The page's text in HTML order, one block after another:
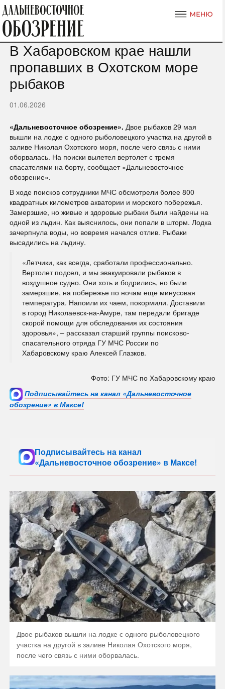
В Хабаровском крае нашли
пропавших в Охотском море
рыбаков
01.06.2026
«Дальневосточное обозрение». Двое рыбаков 29 мая
вышли на лодке с одного рыболовецкого участка на другой в
заливе Николая Охотского моря, после чего связь с ними
оборвалась. На поиски вылетел вертолет с тремя
спасателями на борту, сообщает «Дальневосточное
обозрение».
В ходе поисков сотрудники МЧС обсмотрели более 800
квадратных километров акватории и морского побережья.
Замерзшие, но живые и здоровые рыбаки были найдены на
одной из льдин. Как выяснилось, они попали в шторм. Лодка
зачерпнула воды, но вовремя начался отлив. Рыбаки
высадились на льдину.
«Летчики, как всегда, сработали профессионально.
Вертолет подсел, и мы эвакуировали рыбаков в
воздушное судно. Они хоть и бодрились, но были
замерзшие, на побережье по ночам еще минусовая
температура. Напоили их чаем, покормили. Доставили
в город Николаевск-на-Амуре, там передали бригаде
скорой помощи для обследования их состояния
здоровья», – рассказал старший группы поисково-
спасательного отряда ГУ МЧС России по
Хабаровскому краю Алексей Глазков.
Фото: ГУ МЧС по Хабаровскому краю
Подписывайтесь на канал «Дальневосточное
обозрение» в Максе!
Подписывайтесь на канал
«Дальневосточное обозрение» в Максе!
Двое рыбаков вышли на лодке с одного рыболовецкого
участка на другой в заливе Николая Охотского моря,
после чего связь с ними оборвалась.